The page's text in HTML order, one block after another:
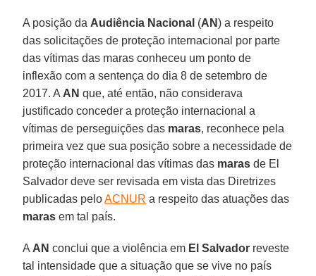
A posição da Audiência Nacional (AN) a respeito
das solicitações de proteção internacional por parte
das vítimas das maras conheceu um ponto de
inflexão com a sentença do dia 8 de setembro de
2017. A AN que, até então, não considerava
justificado conceder a proteção internacional a
vítimas de perseguições das maras, reconhece pela
primeira vez que sua posição sobre a necessidade de
proteção internacional das vítimas das maras de El
Salvador deve ser revisada em vista das Diretrizes
publicadas peloACNUR a respeito das atuações das
maras em tal país.
A AN conclui que a violência em El Salvador reveste
tal intensidade que a situação que se vive no país